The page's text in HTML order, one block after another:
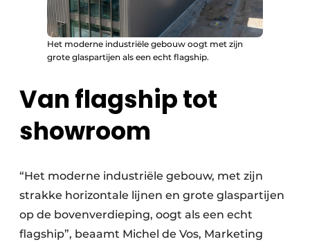
Het moderne industriële gebouw oogt met zijn
grote glaspartijen als een echt flagship.
Van flagship tot
showroom
“Het moderne industriële gebouw, met zijn
strakke horizontale lijnen en grote glaspartijen
op de bovenverdieping, oogt als een echt
flagship”, beaamt Michel de Vos, Marketing